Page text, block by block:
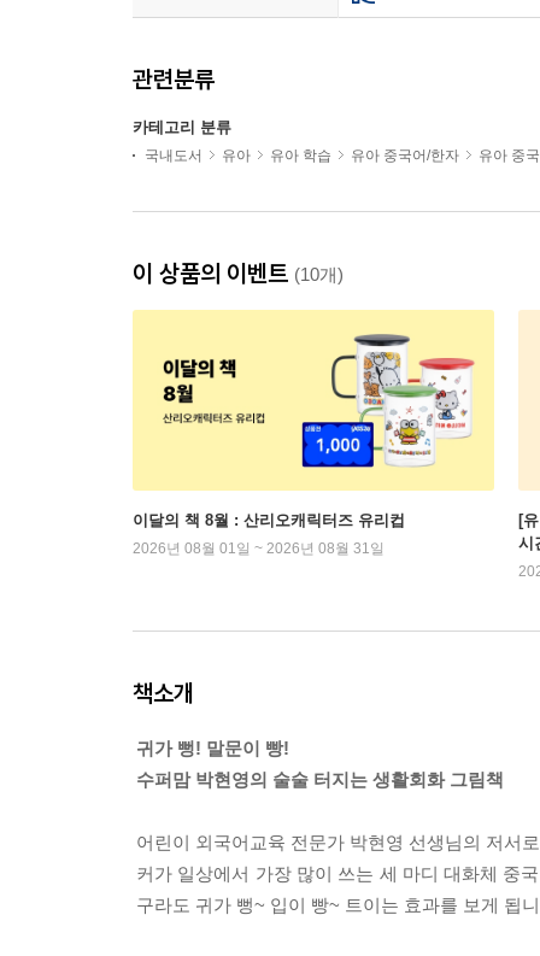
관련분류
카테고리 분류
국내도서 유아 유아 학습 유아 중국어/한자 유아 중
이 상품의 이벤트 (10개)
이달의 책 8월 : 산리오캐릭터즈 유리컵
2026년 08월 01일 ~ 2026년 08월 31일
[
시
책소개
귀가 뻥! 말문이 빵!
수퍼맘 박현영의 술술 터지는 생활회화 그림책
어린이 외국어교육 전문가 박현영 선생님의 저서
커가 일상에서 가장 많이 쓰는 세 마디 대화체 중
구라도 귀가 뻥~ 입이 빵~ 트이는 효과를 보게 됩